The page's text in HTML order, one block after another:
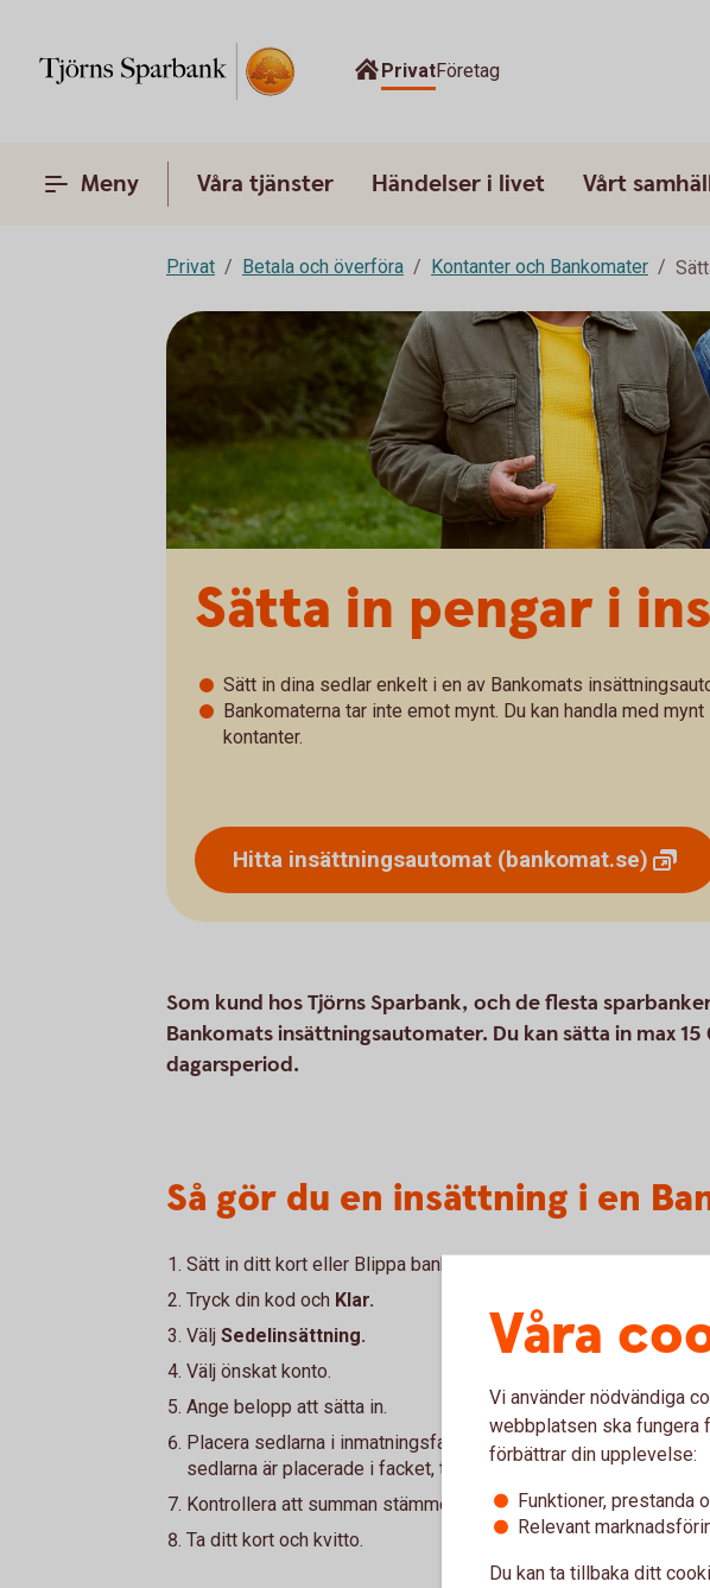
PrivatFöretag
Meny Våra tjänster Händelser i livet Vårt
Privat Betala och överföra Kontanter och Bankomater
Sätta in pengar i
Sätt in dina sedlar enkelt i en av Bankomats
Bankomaterna tar inte emot mynt. Du kan handla med
kontanter.
Hitta insättningsautomat (bankomat.se)
Som kund hos Tjörns Sparbank, och de flesta
Bankomats insättningsautomater. Du kan sätta in max
dagarsperiod.
Så gör du en insättning i en
Sätt in ditt kort eller Blippa bankkortet mot symbolen för
Tryck din kod och Klar.
Välj Sedelinsättning.
Välj önskat konto.
Ange belopp att sätta in.
Placera sedlarna i inmatningsfacket (max 100 sedlar åt gången).
sedlarna är placerade i facket, tryck
Fortsätt.
Kontrollera att summan stämmer och tryck påGodkänn.
Ta ditt kort och kvitto.
Våra
Vi använder nödvändiga
webbplatsen ska fungera
förbättrar din upplevelse:
Funktioner, prestanda
Relevant
Du kan ta tillbaka ditt